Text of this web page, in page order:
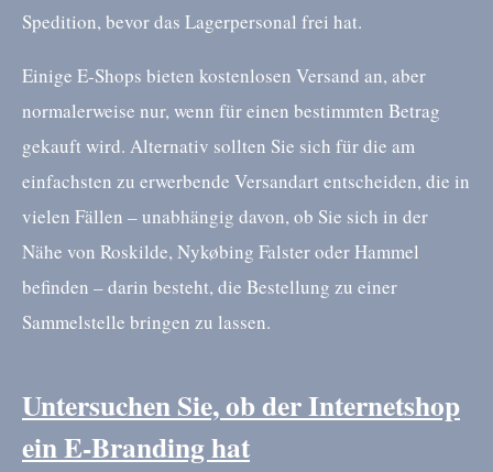
Spedition, bevor das Lagerpersonal frei hat.
Einige E-Shops bieten kostenlosen Versand an, aber
normalerweise nur, wenn für einen bestimmten Betrag
gekauft wird. Alternativ sollten Sie sich für die am
einfachsten zu erwerbende Versandart entscheiden, die in
vielen Fällen – unabhängig davon, ob Sie sich in der
Nähe von Roskilde, Nykøbing Falster oder Hammel
befinden – darin besteht, die Bestellung zu einer
Sammelstelle bringen zu lassen.
Untersuchen Sie, ob der Internetshop
ein E-Branding hat